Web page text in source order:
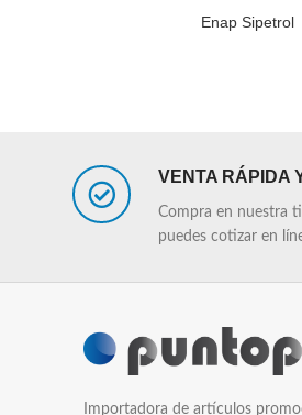
Enap Sipetrol
VENTA RÁPIDA
Compra en nuestra
puedes cotizar en
Importadora de artículos